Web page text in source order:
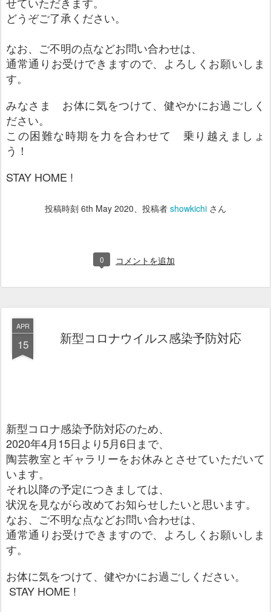
どうぞご了承ください。
なお、ご不明の点などお問い合わせは、
通常通りお受けできますので、よろしくお願いしま
す。
みなさま お体に気をつけて、健やかにお過ごしく
ださい。
この困難な時期を力を合わせて 乗り越えましょ
う！
STAY HOME !
投稿時刻 6th May 2020、投稿者 showkichi さん
0 コメントを追加
APR
15 新型コロナウイルス感染予防対応
新型コロナ感染予防対応のため、
2020年4月15日より5月6日まで、
陶芸教室とギャラリーをお休みとさせていただいて
います。
それ以降の予定につきましては、
状況を見ながら改めてお知らせしたいと思います。
なお、ご不明な点などお問い合わせは、
通常通りお受けできますので、よろしくお願いしま
す。
お体に気をつけて、健やかにお過ごしください。
STAY HOME !